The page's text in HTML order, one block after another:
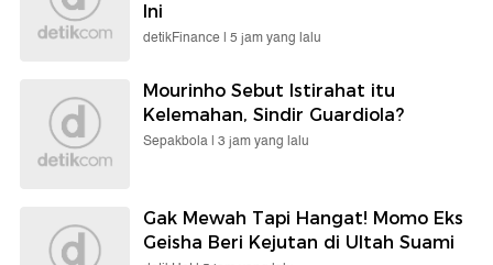
Ini
detikFinance | 5 jam yang lalu
Mourinho Sebut Istirahat itu
Kelemahan, Sindir Guardiola?
Sepakbola | 3 jam yang lalu
Gak Mewah Tapi Hangat! Momo Eks
Geisha Beri Kejutan di Ultah Suami